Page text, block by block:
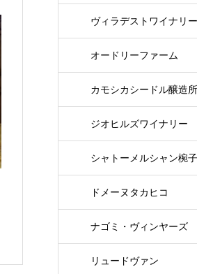
ヴィラデストワイナリー
オードリーファーム
カモシカシードル醸造所
ジオヒルズワイナリー
シャトーメルシャン椀
ドメーヌタカヒコ
ナゴミ・ヴィンヤーズ
リュードヴァン